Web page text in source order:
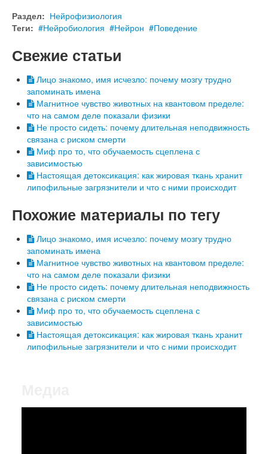
Раздел: Нейрофизиология
Теги:
Нейробиология Нейрон Поведение
Свежие статьи
Лицо знакомо, имя исчезло: почему мозгу трудно
запоминать имена
Магнитное чувство животных на квантовом пределе:
что на самом деле показали физики
Не просто сидеть: почему длительная неподвижность
связана с риском смерти
Миф про то, что обучаемость сцеплена с
зависимостью
Настоящая детоксикация: как жировая ткань хранит
липофильные загрязнители и что с ними происходит
Похожие материалы по тегу
Лицо знакомо, имя исчезло: почему мозгу трудно
запоминать имена
Магнитное чувство животных на квантовом пределе:
что на самом деле показали физики
Не просто сидеть: почему длительная неподвижность
связана с риском смерти
Миф про то, что обучаемость сцеплена с
зависимостью
Настоящая детоксикация: как жировая ткань хранит
липофильные загрязнители и что с ними происходит